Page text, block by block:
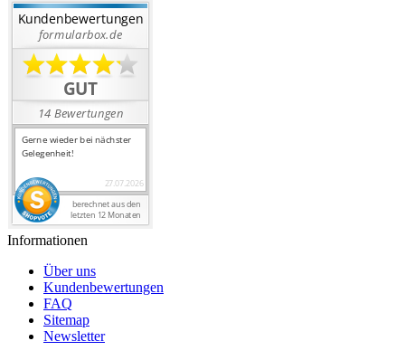
Informationen
Über uns
Kundenbewertungen
FAQ
Sitemap
Newsletter